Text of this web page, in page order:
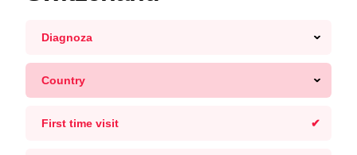
Diagnoza
Country
First time visit